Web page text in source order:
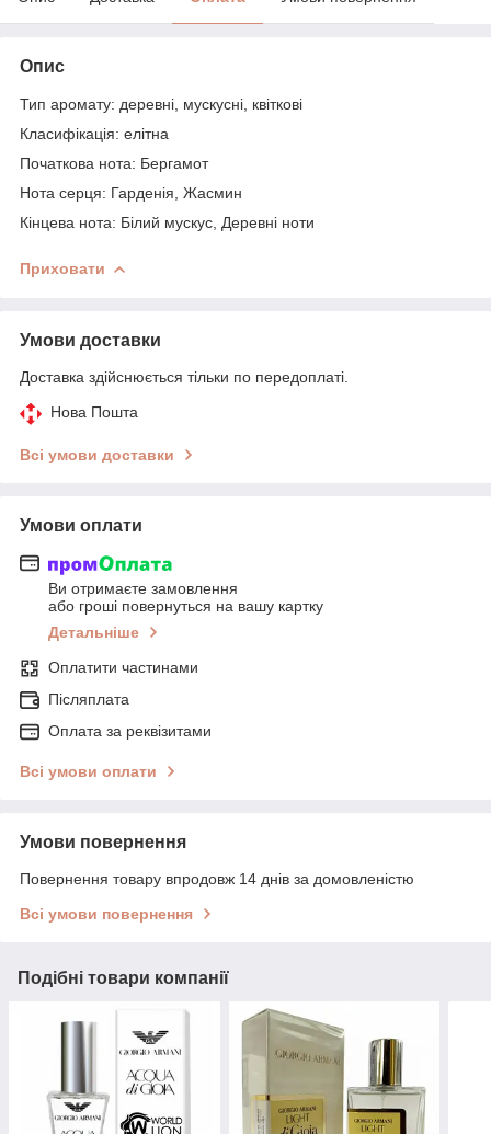
Опис
Тип аромату: деревні, мускусні, квіткові
Класифікація: елітна
Початкова нота: Бергамот
Нота серця: Гарденія, Жасмин
Кінцева нота: Білий мускус, Деревні ноти
Приховати
Умови доставки
Доставка здійснюється тільки по передоплаті.
Нова Пошта
Всі умови доставки
Умови оплати
Ви отримаєте замовлення
або гроші повернуться на вашу картку
Детальніше
Оплатити частинами
Післяплата
Оплата за реквізитами
Всі умови оплати
Умови повернення
Повернення товару впродовж 14 днів за домовленістю
Всі умови повернення
Подібні товари компанії